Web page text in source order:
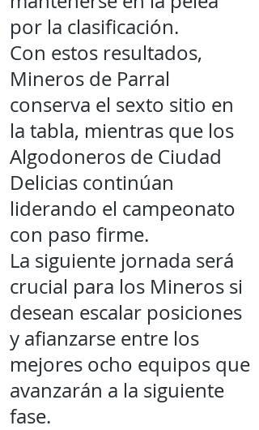
por la clasificación.
Con estos resultados,
Mineros de Parral
conserva el sexto sitio en
la tabla, mientras que los
Algodoneros de Ciudad
Delicias continúan
liderando el campeonato
con paso firme.
La siguiente jornada será
crucial para los Mineros si
desean escalar posiciones
y afianzarse entre los
mejores ocho equipos que
avanzarán a la siguiente
fase.